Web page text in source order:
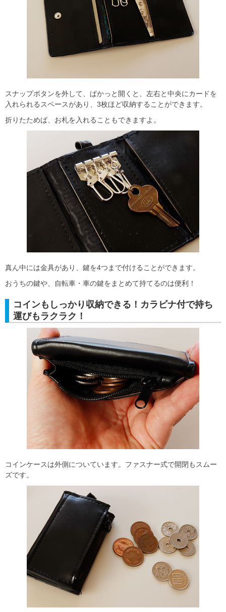
スナップボタンを外して、ぱかっと開くと、左右と中央にカードを
入れられるスペースがあり、3枚ほど収納することができます。
折りたためば、お札を入れることもできますよ。
真ん中には金具があり、鍵を4つまで付けることができます。
おうちの鍵や、自転車・車の鍵をまとめて持てるのは便利！
コインもしっかり収納できる！カラビナ付で持ち
運びもラクラク！
コインケースは外側についています。ファスナー式で開閉もスムー
ズです。